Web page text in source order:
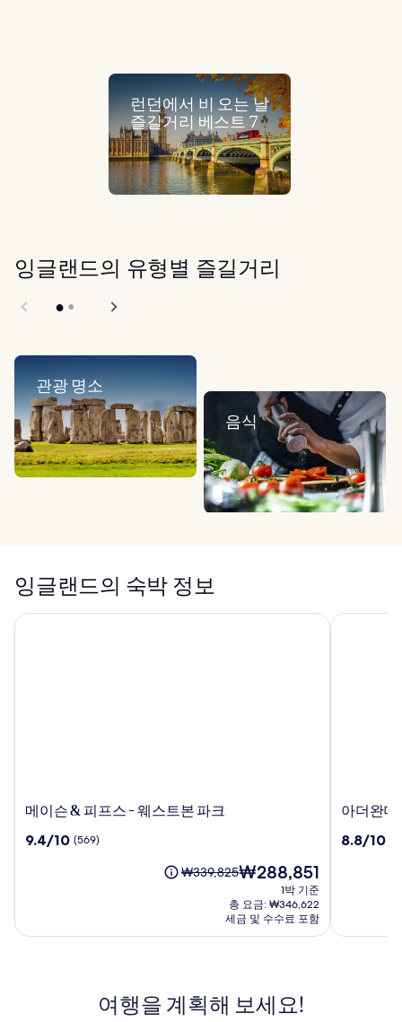
런던에서 비 오는 날
즐길거리 베스트 7
잉글랜드의 유형별 즐길거리
관광 명소
음식
잉글랜드의 숙박 정보
메
슨
-
메이슨 & 피프스 - 웨스트본 파크
10
점,
9.4/10 (569)
요
₩339,825
이
요
금
₩339,825현
요
금
₩288,851
₩288,851
1박 기준
총 요금: ₩346,622
세금 및 수수료 포함
메이슨 & 피프스 - 웨스트본 파크
아
완
드
아더완더
10
점,
8.8/10
아더완더
여행을 계획해 보세요!